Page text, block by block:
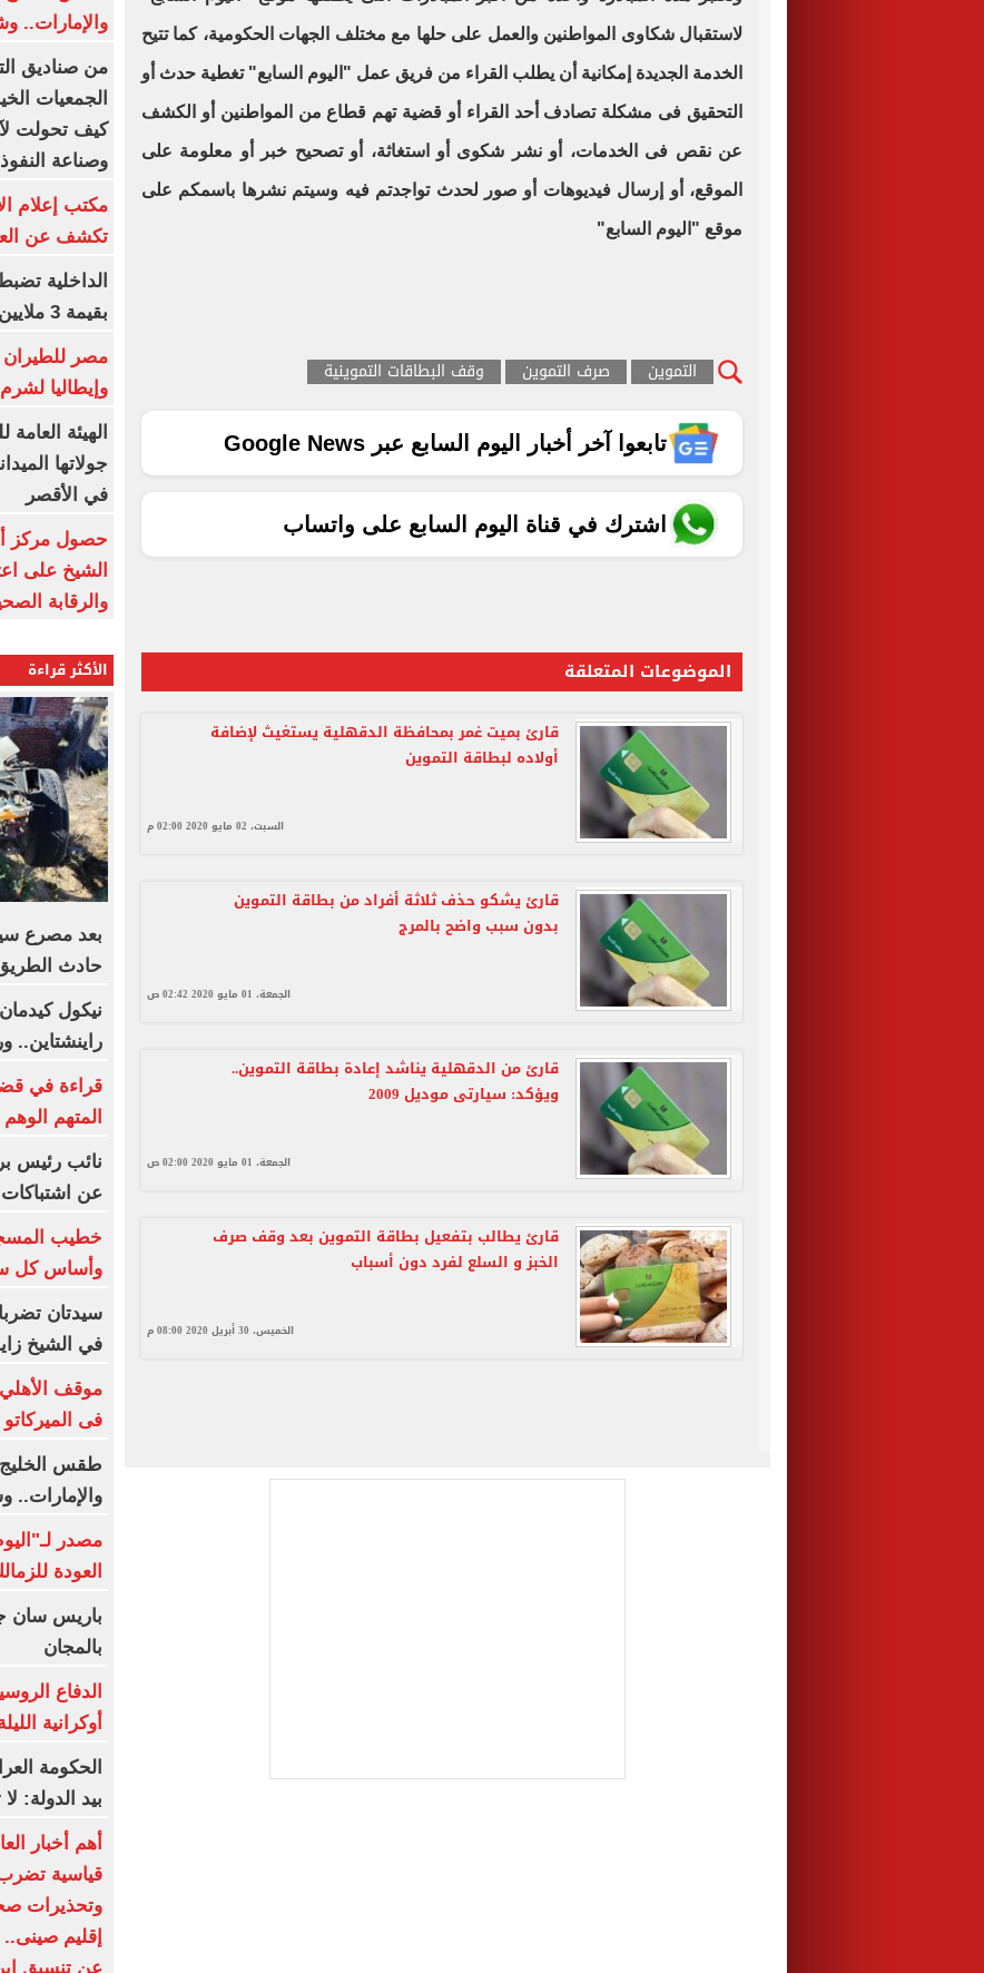
لاستقبال شكاوى المواطنين والعمل على حلها مع مختلف الجهات الحكومية، كما تتيح
الخدمة الجديدة إمكانية أن يطلب القراء من فريق عمل "اليوم السابع" تغطية حدث أو
التحقيق فى مشكلة تصادف أحد القراء أو قضية تهم قطاع من المواطنين أو الكشف
عن نقص فى الخدمات، أو نشر شكوى أو استغاثة، أو تصحيح خبر أو معلومة على
الموقع، أو إرسال فيديوهات أو صور لحدث تواجدتم فيه وسيتم نشرها باسمكم على
موقع "اليوم السابع"
التموين صرف التموين وقف البطاقات التموينية
تابعوا آخر أخبار اليوم السابع عبر Google News
اشترك في قناة اليوم السابع على واتساب
الموضوعات المتعلقة
قارئ بميت غمر بمحافظة الدقهلية يستغيث لإضافة
أولاده لبطاقة التموين
السبت، 02 مايو 2020 02:00 م
قارئ يشكو حذف ثلاثة أفراد من بطاقة التموين
بدون سبب واضح بالمرج
الجمعة، 01 مايو 2020 02:42 ص
قارئ من الدقهلية يناشد إعادة بطاقة التموين..
ويؤكد: سيارتى موديل 2009
الجمعة، 01 مايو 2020 02:00 ص
قارئ يطالب بتفعيل بطاقة التموين بعد وقف صرف
الخبز و السلع لفرد دون أسباب
الخميس، 30 أبريل 2020 08:00 م
والإمارات..
من صناديق
الجمعيات
كيف تحولت
وصناعة
مكتب إعلام
تكشف عن
بقيمة 3 ملايين
مصر للطيران
وإيطاليا
الهيئة
جولاتها
في الأقصر
حصول مركز
الشيخ على
والرقابة
الأكثر قراءة
حادث
نيكول
راينشتاين..
قراءة في
المتهم
نائب رئيس
عن
خطيب
وأساس كل
سيدتان
في الشيخ
موقف
فى
طقس
والإمارات..
مصدر
العودة
باريس سان
بالمجان
أوكرانية
الحكومة
بيد الدولة:
أهم أخبار
قياسية تضرب
إقليم
عن تنسيق